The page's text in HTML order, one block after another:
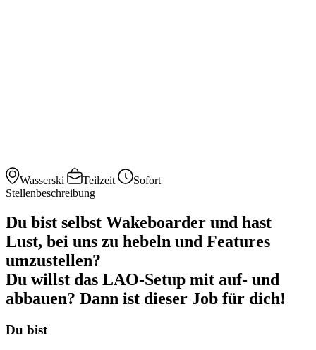
Wasserski Teilzeit
Sofort
Stellenbeschreibung
Du bist selbst Wakeboarder und hast
Lust, bei uns zu hebeln und Features
umzustellen?
Du willst das LAO-Setup mit auf- und
abbauen? Dann ist dieser Job für dich!
Du bist